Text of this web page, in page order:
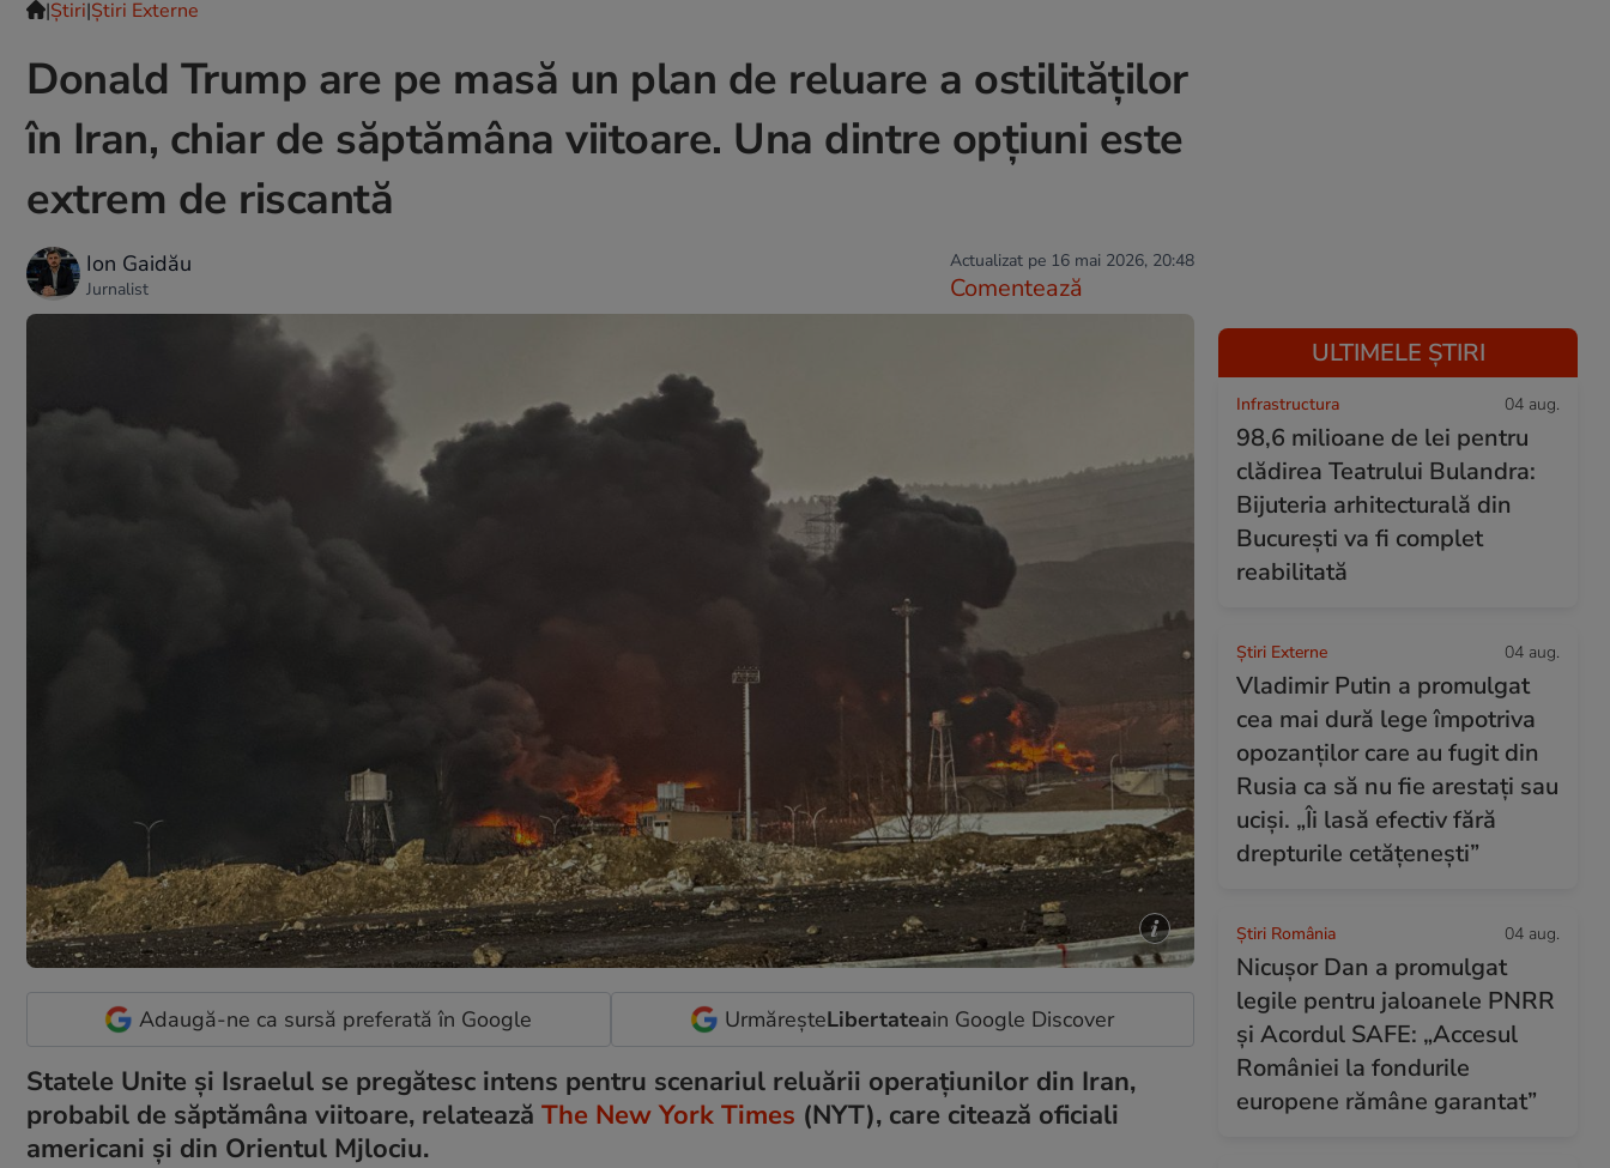
|Ştiri|Știri Externe
Donald Trump are pe masă un plan de reluare a ostilităților
în Iran, chiar de săptămâna viitoare. Una dintre opțiuni este
extrem de riscantă
Ion Gaidău
Jurnalist
Actualizat pe 16 mai 2026, 20:48
Comentează
Adaugă-ne ca sursă preferată în Google UrmăreșteLibertateain Google Discover
Statele Unite și Israelul se pregătesc intens pentru scenariul reluării operațiunilor din Iran,
probabil de săptămâna viitoare, relatează The New York Times (NYT), care citează oficiali
americani și din Orientul Mjlociu.
ULTIMELE ȘTIRI
Infrastructura 04 aug.
98,6 milioane de lei pentru
clădirea Teatrului Bulandra:
Bijuteria arhitecturală din
București va fi complet
reabilitată
Știri Externe 04 aug.
Vladimir Putin a promulgat
cea mai dură lege împotriva
opozanților care au fugit din
Rusia ca să nu fie arestați sau
uciși. „Îi lasă efectiv fără
drepturile cetățenești”
Știri România 04 aug.
Nicușor Dan a promulgat
legile pentru jaloanele PNRR
și Acordul SAFE: „Accesul
României la fondurile
europene rămâne garantat”